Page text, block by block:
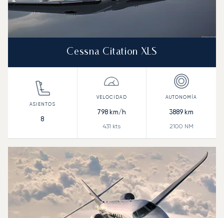
Cessna Citation XLS
8
798 km/h
431 kts
3889 km
2100 NM